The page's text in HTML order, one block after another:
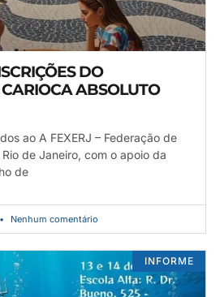
DO
ABSOLUTO
ao A FEXERJ – Federação de
de Janeiro, com o apoio da
de
Nenhum comentário
INFORME